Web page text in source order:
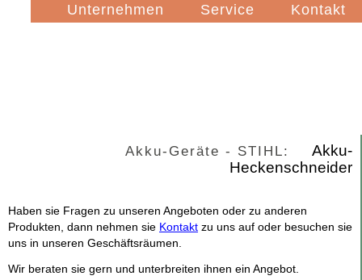
Navigation
überspringen
Unternehmen Service Kontakt
Akku-Geräte - STIHL: Akku-
Heckenschneider
Haben sie Fragen zu unseren Angeboten oder zu anderen
Produkten, dann nehmen sie Kontakt zu uns auf oder besuchen sie
uns in unseren Geschäftsräumen.
Wir beraten sie gern und unterbreiten ihnen ein Angebot.